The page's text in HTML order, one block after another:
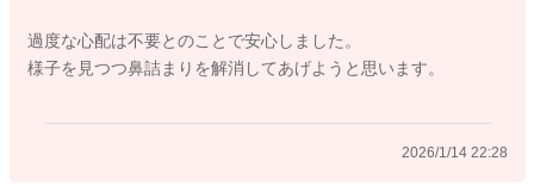
過度な心配は不要とのことで安心しました。
様子を見つつ鼻詰まりを解消してあげようと思います。
2026/1/14 22:28